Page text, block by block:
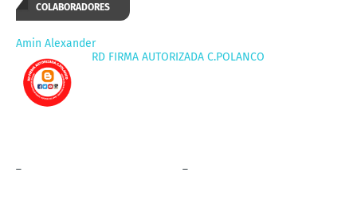
COLABORADORES
Amin Alexander
RD FIRMA AUTORIZADA C.POLANCO